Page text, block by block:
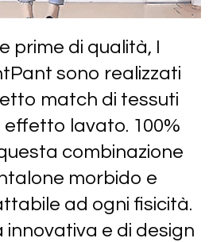
prime di qualità, I
sono realizzati
match di tessuti
effetto lavato. 100%
combinazione
morbido e
ad ogni fisicità.
innovativa e di design